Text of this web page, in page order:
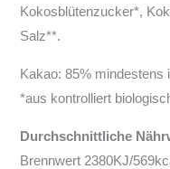
Kokosblütenzucker*,
Salz**.
Kakao: 85% mindestens
*aus kontrolliert
Durchschnittliche
Brennwert 2380KJ/